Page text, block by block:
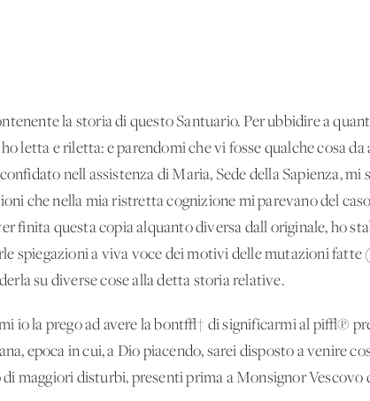
la storia di questo Santuario. Per ubbidire a
letta e riletta: e parendomi che vi fosse qualche cosa
nell'assistenza di Maria, Sede della Sapienza,
che nella mia ristretta cognizione mi parevano del
finita questa copia alquanto diversa dall'originale, ho
spiegazioni a viva voce dei motivi delle mutazioni
su diverse cose alla detta storia relative.
io la prego ad avere la bont√† di significarmi al pi√π
epoca in cui, a Dio piacendo, sarei disposto a venire
di maggiori disturbi, presenti prima a Monsignor